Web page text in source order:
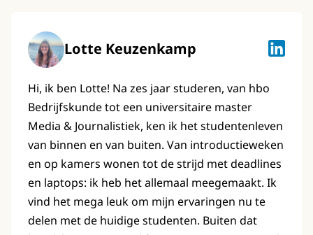
Lotte Keuzenkamp Lotte
Hi, ik ben Lotte! Na zes jaar studeren, van hbo
Bedrijfskunde tot een universitaire master
Media & Journalistiek, ken ik het studentenleven
van binnen en van buiten. Van introductieweken
en op kamers wonen tot de strijd met deadlines
en laptops: ik heb het allemaal meegemaakt. Ik
vind het mega leuk om mijn ervaringen nu te
delen met de huidige studenten. Buiten dat